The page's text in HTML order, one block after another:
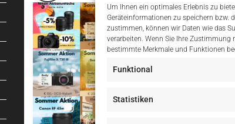
Um Ihnen ein optimales Erlebnis zu
Geräteinformationen zu speichern bzw.
zustimmen, können wir Daten wie das
verarbeiten. Wenn Sie Ihre Zustimmung
bestimmte Merkmale und Funktionen
Funktional
Statistiken